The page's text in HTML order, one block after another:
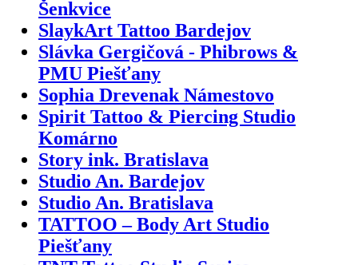
Šenkvice
SlaykArt Tattoo Bardejov
Slávka Gergičová - Phibrows &
PMU Piešťany
Sophia Drevenak Námestovo
Spirit Tattoo & Piercing Studio
Komárno
Story ink. Bratislava
Studio An. Bardejov
Studio An. Bratislava
TATTOO – Body Art Studio
Piešťany